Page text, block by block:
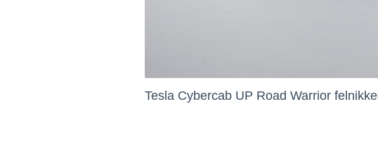
Tesla Cybercab UP Road Warrior felnikkel